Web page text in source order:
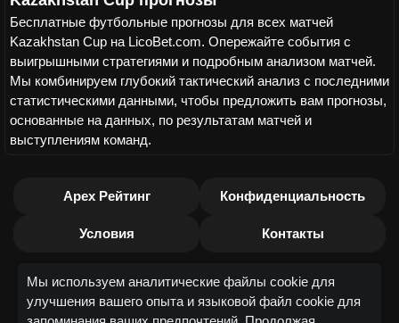
Бесплатные футбольные прогнозы для всех матчей
Kazakhstan Cup на LicoBet.com. Опережайте события с
выигрышными стратегиями и подробным анализом матчей.
Мы комбинируем глубокий тактический анализ с последними
статистическими данными, чтобы предложить вам прогнозы,
основанные на данных, по результатам матчей и
выступлениям команд.
Apex Рейтинг Конфиденциальность
Условия Контакты
Мы используем аналитические файлы cookie для
улучшения вашего опыта и языковой файл cookie для